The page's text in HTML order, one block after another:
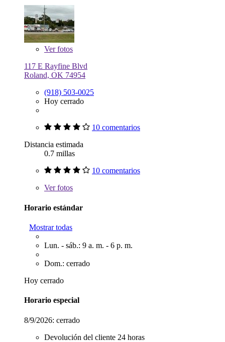
Verfotos
117 E Rayfine Blvd
Roland, OK 74954
(918) 503-0025
Hoy cerrado
10 comentarios
Distancia estimada
0.7 millas
10 comentarios
Verfotos
Horario estándar
Mostrar todas
Lun. - sáb.: 9 a. m. - 6 p. m.
Dom.: cerrado
Hoy cerrado
Horario especial
8/9/2026: cerrado
Devolución del cliente 24 horas